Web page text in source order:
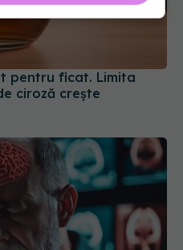
pentru ficat. Limita
ciroză crește